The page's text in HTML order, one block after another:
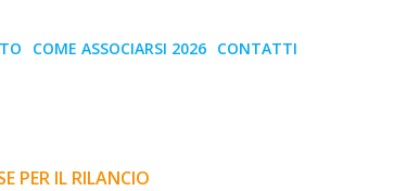
COME ASSOCIARSI 2026 CONTATTI
PER IL RILANCIO